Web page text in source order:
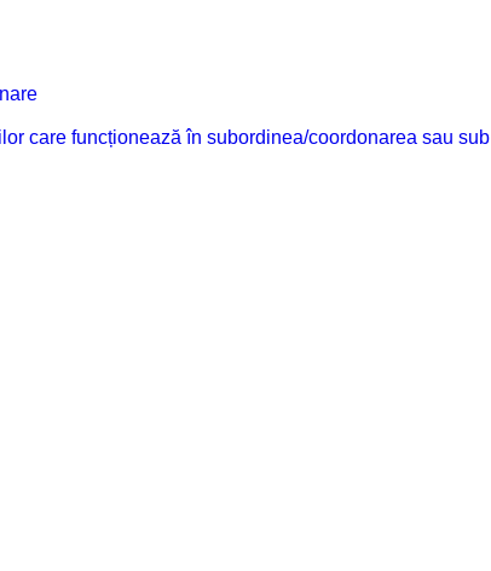
care funcționează în subordinea/coordonarea sau sub